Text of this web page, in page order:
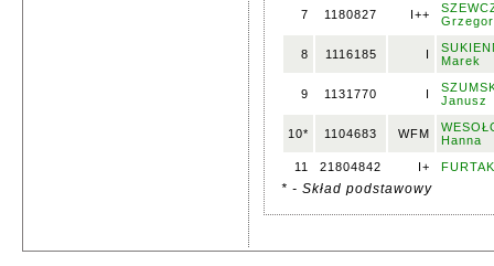
7 1180827 I++
8 1116185 I
Marek
9 1131770 I
Janusz
10* 1104683 WFM
Hanna
11
21804842 I+
* - Skład podstawowy